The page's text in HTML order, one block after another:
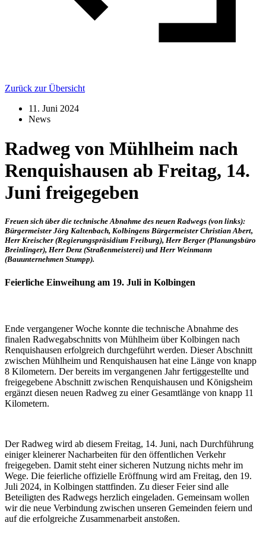
Zurück zur Übersicht
11. Juni 2024
News
Radweg von Mühlheim nach
Renquishausen ab Freitag, 14.
Juni freigegeben
Freuen sich über die technische Abnahme des neuen Radwegs (von links):
Bürgermeister Jörg Kaltenbach, Kolbingens Bürgermeister Christian Abert,
Herr Kreischer (Regierungspräsidium Freiburg), Herr Berger (Planungsbüro
Breinlinger), Herr Denz (Straßenmeisterei) und Herr Weinmann
(Bauunternehmen Stumpp).
Feierliche Einweihung am 19. Juli in Kolbingen
Ende vergangener Woche konnte die technische Abnahme des
finalen Radwegabschnitts von Mühlheim über Kolbingen nach
Renquishausen erfolgreich durchgeführt werden. Dieser Abschnitt
zwischen Mühlheim und Renquishausen hat eine Länge von knapp
8 Kilometern. Der bereits im vergangenen Jahr fertiggestellte und
freigegebene Abschnitt zwischen Renquishausen und Königsheim
ergänzt diesen neuen Radweg zu einer Gesamtlänge von knapp 11
Kilometern.
Der Radweg wird ab diesem Freitag, 14. Juni, nach Durchführung
einiger kleinerer Nacharbeiten für den öffentlichen Verkehr
freigegeben. Damit steht einer sicheren Nutzung nichts mehr im
Wege. Die feierliche offizielle Eröffnung wird am Freitag, den 19.
Juli 2024, in Kolbingen stattfinden. Zu dieser Feier sind alle
Beteiligten des Radwegs herzlich eingeladen. Gemeinsam wollen
wir die neue Verbindung zwischen unseren Gemeinden feiern und
auf die erfolgreiche Zusammenarbeit anstoßen.